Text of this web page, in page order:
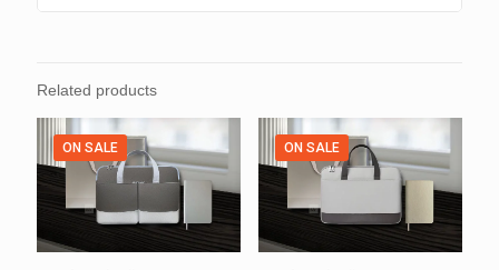
Related products
ON SALE ON SALE